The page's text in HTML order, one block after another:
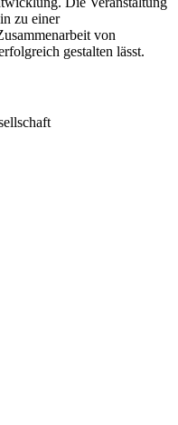
zu einer
von
gestalten lässt.